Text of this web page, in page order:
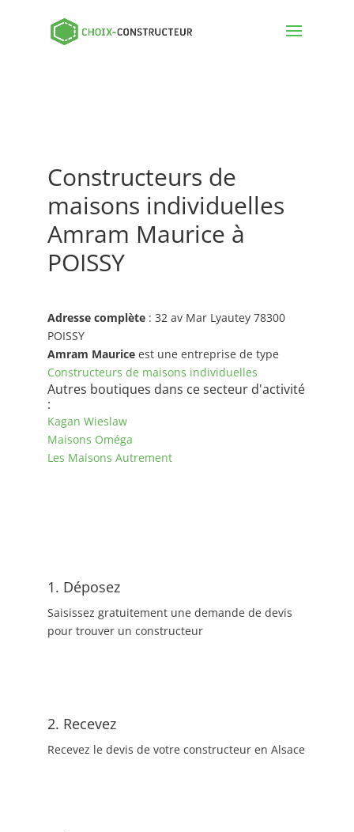
Constructeurs de
maisons individuelles
Amram Maurice à
POISSY
Adresse complète: 32 av Mar Lyautey 78300
POISSY
Amram Mauriceest une entreprise de type
Constructeurs de maisons individuelles
Autres boutiques dans ce secteur d'activité
:
Kagan Wieslaw
Maisons Oméga
Les Maisons Autrement
1. Déposez
Saisissez gratuitement une demande de devis
pour trouver un constructeur
2. Recevez
Recevez le devis de votre constructeur en Alsace